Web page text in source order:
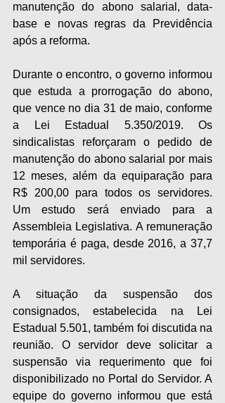
manutenção do abono salarial, data-
base e novas regras da Previdência
após a reforma.
Durante o encontro, o governo informou
que estuda a prorrogação do abono,
que vence no dia 31 de maio, conforme
a Lei Estadual 5.350/2019. Os
sindicalistas reforçaram o pedido de
manutenção do abono salarial por mais
12 meses, além da equiparação para
R$ 200,00 para todos os servidores.
Um estudo será enviado para a
Assembleia Legislativa. A remuneração
temporária é paga, desde 2016, a 37,7
mil servidores.
A situação da suspensão dos
consignados, estabelecida na Lei
Estadual 5.501, também foi discutida na
reunião. O servidor deve solicitar a
suspensão via requerimento que foi
disponibilizado no Portal do Servidor. A
equipe do governo informou que está